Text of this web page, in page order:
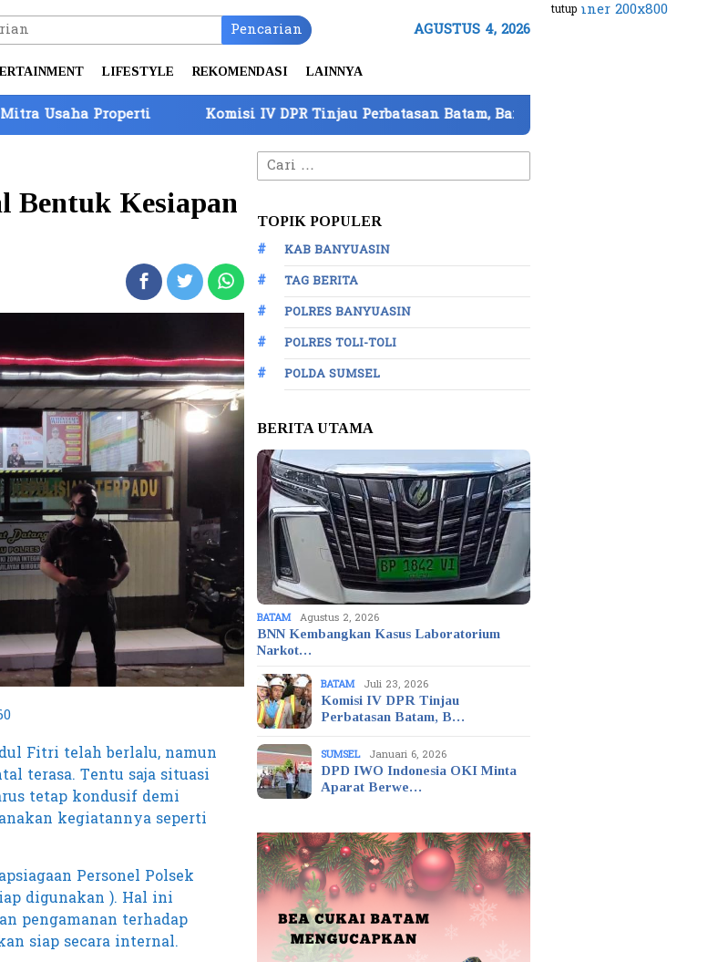
tutup
Pencarian AGUSTUS 4, 2026
LIFESTYLE REKOMENDASI LAINNYA
Komisi IV DPR Tinjau Perbatasan Batam, Barantin Paparkan 7 Strategi Perkuat
Bentuk Kesiapan
Fitri telah berlalu, namun
terasa. Tentu saja situasi
tetap kondusif demi
kegiatannya seperti
Personel Polsek
digunakan ). Hal ini
pengamanan terhadap
siap secara internal.
Cari
untuk:
TOPIK POPULER
KAB BANYUASIN
TAG BERITA
POLRES BANYUASIN
POLRES TOLI-TOLI
POLDA SUMSEL
BERITA UTAMA
BATAM Agustus 2, 2026
BNN Kembangkan Kasus Laboratorium
Narkot…
BATAM Juli 23, 2026
Komisi IV DPR Tinjau
Perbatasan Batam, B…
SUMSEL Januari 6, 2026
DPD IWO Indonesia OKI Minta
Aparat Berwe…